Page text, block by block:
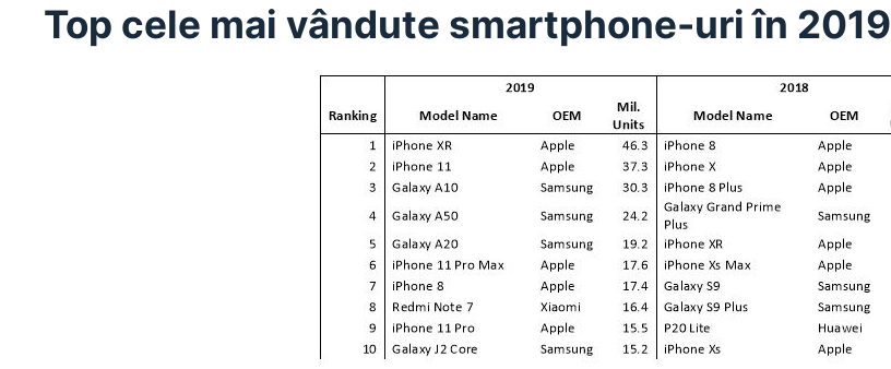
Top cele mai vândute smartphone-uri în 2019